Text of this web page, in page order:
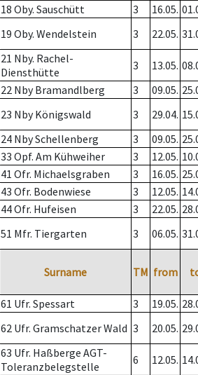
18 Oby. Sauschütt 3 16.05.
19 Oby. Wendelstein 3 22.05.
21 Nby. Rachel-
Diensthütte
3 13.05.
22 Nby Bramandlberg 3 09.05.
23 Nby Königswald 3 29.04.
24 Nby Schellenberg 3 09.05.
33 Opf. Am Kühweiher 3 12.05.
41 Ofr. Michaelsgraben 3 16.05.
43 Ofr. Bodenwiese 3 12.05.
44 Ofr. Hufeisen 3 22.05.
51 Mfr. Tiergarten 3 06.05.
Surname TM from
61 Ufr. Spessart 3 19.05.
62 Ufr. Gramschatzer Wald 3 20.05.
63 Ufr. Haßberge AGT-
Toleranzbelegstelle
6 12.05.